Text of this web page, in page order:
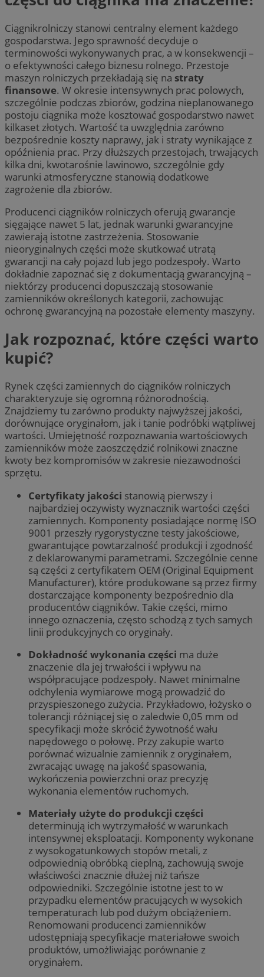
Ciągnikrolniczy stanowi centralny element każdego
gospodarstwa. Jego sprawność decyduje o
terminowości wykonywanych prac, a w konsekwencji –
o efektywności całego biznesu rolnego. Przestoje
maszyn rolniczych przekładają się na straty
finansowe. W okresie intensywnych prac polowych,
szczególnie podczas zbiorów, godzina nieplanowanego
postoju ciągnika może kosztować gospodarstwo nawet
kilkaset złotych. Wartość ta uwzględnia zarówno
bezpośrednie koszty naprawy, jak i straty wynikające z
opóźnienia prac. Przy dłuższych przestojach, trwających
kilka dni, kwotarośnie lawinowo, szczególnie gdy
warunki atmosferyczne stanowią dodatkowe
zagrożenie dla zbiorów.
Producenci ciągników rolniczych oferują gwarancje
sięgające nawet 5 lat, jednak warunki gwarancyjne
zawierają istotne zastrzeżenia. Stosowanie
nieoryginalnych części może skutkować utratą
gwarancji na cały pojazd lub jego podzespoły. Warto
dokładnie zapoznać się z dokumentacją gwarancyjną –
niektórzy producenci dopuszczają stosowanie
zamienników określonych kategorii, zachowując
ochronę gwarancyjną na pozostałe elementy maszyny.
Jak rozpoznać, które części warto
kupić?
Rynek części zamiennych do ciągników rolniczych
charakteryzuje się ogromną różnorodnością.
Znajdziemy tu zarówno produkty najwyższej jakości,
dorównujące oryginałom, jak i tanie podróbki wątpliwej
wartości. Umiejętność rozpoznawania wartościowych
zamienników może zaoszczędzić rolnikowi znaczne
kwoty bez kompromisów w zakresie niezawodności
sprzętu.
Certyfikaty jakości stanowią pierwszy i
najbardziej oczywisty wyznacznik wartości części
zamiennych. Komponenty posiadające normę ISO
9001 przeszły rygorystyczne testy jakościowe,
gwarantujące powtarzalność produkcji i zgodność
z deklarowanymi parametrami. Szczególnie cenne
są części z certyfikatem OEM (Original Equipment
Manufacturer), które produkowane są przez firmy
dostarczające komponenty bezpośrednio dla
producentów ciągników. Takie części, mimo
innego oznaczenia, często schodzą z tych samych
linii produkcyjnych co oryginały.
Dokładność wykonania części ma duże
znaczenie dla jej trwałości i wpływu na
współpracujące podzespoły. Nawet minimalne
odchylenia wymiarowe mogą prowadzić do
przyspieszonego zużycia. Przykładowo, łożysko o
tolerancji różniącej się o zaledwie 0,05 mm od
specyfikacji może skrócić żywotność wału
napędowego o połowę. Przy zakupie warto
porównać wizualnie zamiennik z oryginałem,
zwracając uwagę na jakość spasowania,
wykończenia powierzchni oraz precyzję
wykonania elementów ruchomych.
Materiały użyte do produkcji części
determinują ich wytrzymałość w warunkach
intensywnej eksploatacji. Komponenty wykonane
z wysokogatunkowych stopów metali, z
odpowiednią obróbką cieplną, zachowują swoje
właściwości znacznie dłużej niż tańsze
odpowiedniki. Szczególnie istotne jest to w
przypadku elementów pracujących w wysokich
temperaturach lub pod dużym obciążeniem.
Renomowani producenci zamienników
udostępniają specyfikacje materiałowe swoich
produktów, umożliwiając porównanie z
oryginałem.